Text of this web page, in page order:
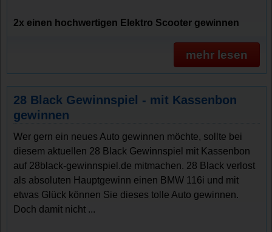
2x einen hochwertigen Elektro Scooter gewinnen
mehr lesen
28 Black Gewinnspiel - mit Kassenbon
gewinnen
Wer gern ein neues Auto gewinnen möchte, sollte bei
diesem aktuellen 28 Black Gewinnspiel mit Kassenbon
auf 28black-gewinnspiel.de mitmachen. 28 Black verlost
als absoluten Hauptgewinn einen BMW 116i und mit
etwas Glück können Sie dieses tolle Auto gewinnen.
Doch damit nicht ...